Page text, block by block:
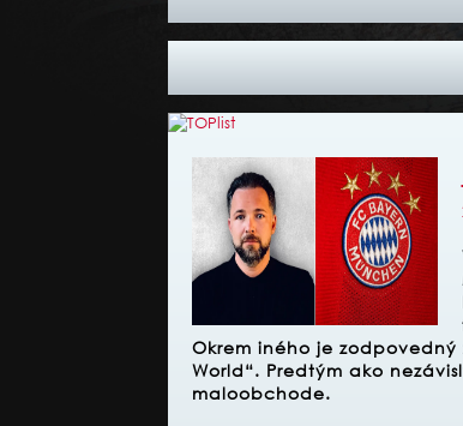
Okrem iného je
World“. Predtým ako
maloobchode.